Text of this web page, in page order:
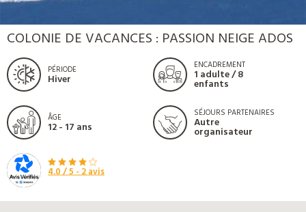
COLONIE DE VACANCES : PASSION NEIGE ADOS
PÉRIODE
Hiver
ENCADREMENT
1 adulte / 8
enfants
ÂGE
12 - 17 ans
SÉJOURS PARTENAIRES
Autre
organisateur
4.0/ 5 -2avis